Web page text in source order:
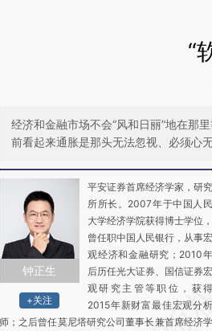
“
经济和金融市场不会“风和日丽”地在那
前看起来通胀是那头无法忽视、必须心
钟正生
+关注
平安证券首席经济学家，研究
所所长。2007年于中国人民
大学经济学院获得博士学位，
曾任职中国人民银行，从事宏
观经济和金融研究；2010年
后历任光大证券、国信证券宏
观研究主管等职位，获得
2015年新财富最佳宏观分析
师；之后曾任莫尼塔研究公司董事长兼首席经济学